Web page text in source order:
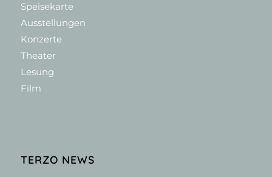
Speisekarte
Ausstellungen
Konzerte
Theater
Lesung
Film
TERZO NEWS